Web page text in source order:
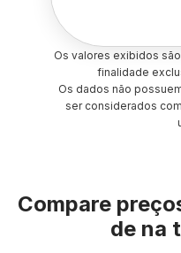
Os valores exibidos
finalidade
Os dados não
ser considerados
Compare
de na